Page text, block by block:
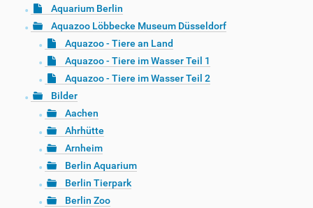
Aquarium Berlin
Aquazoo Löbbecke Museum Düsseldorf
Aquazoo - Tiere an Land
Aquazoo - Tiere im Wasser Teil 1
Aquazoo - Tiere im Wasser Teil 2
Bilder
Aachen
Ahrhütte
Arnheim
Berlin Aquarium
Berlin Tierpark
Berlin Zoo